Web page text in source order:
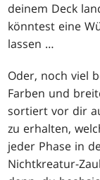
deinem Deck
könntest eine
lassen …
Oder, noch viel
Farben und
sortiert vor dir
zu erhalten,
jeder Phase in
Nichtkreatur-